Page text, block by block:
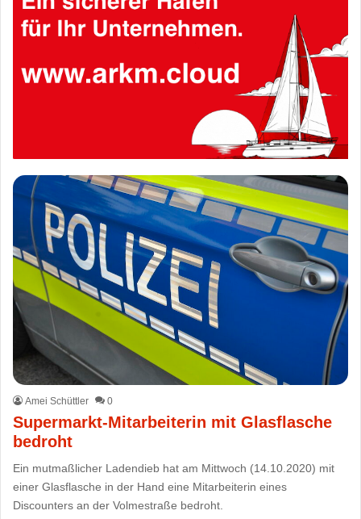
Amei Schüttler 0
Supermarkt-Mitarbeiterin mit Glasflasche
bedroht
Ein mutmaßlicher Ladendieb hat am Mittwoch (14.10.2020) mit
einer Glasflasche in der Hand eine Mitarbeiterin eines
Discounters an der Volmestraße bedroht.